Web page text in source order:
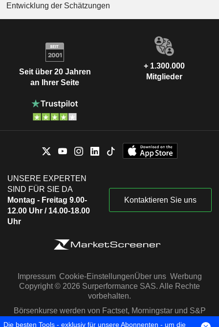
Entwicklung der Schätzungen
Seit über 20 Jahren
an Ihrer Seite
+ 1.300.000
Mitglieder
UNSERE EXPERTEN
SIND FÜR SIE DA
Montag - Freitag 9.00-
12.00 Uhr / 14.00-18.00
Uhr
Kontaktieren Sie uns
Impressum Cookie-EinstellungenÜber uns Werbung
Copyright © 2026 Surperformance SAS. Alle Rechte
vorbehalten.
Börsenkurse werden von Factset, Morningstar und S&P
Capital IQ zur Verfügung gestellt
Die besten Tools - exklusiv für unsere Abonnenten - um die